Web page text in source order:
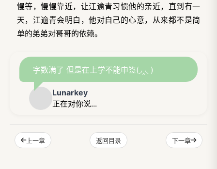
慢等，慢慢靠近，让江逾青习惯他的亲近，直到有一
天，江逾青会明白，他对自己的心意，从来都不是简
单的弟弟对哥哥的依赖。
字数满了 但是在上学不能申签(◞‸◟ )
Lunarkey
正在对你说...
上一章 返回目录 下一章